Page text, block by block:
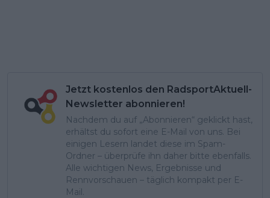
Jetzt kostenlos den RadsportAktuell-
Newsletter abonnieren!
Nachdem du auf „Abonnieren“ geklickt hast,
erhältst du sofort eine E-Mail von uns. Bei
einigen Lesern landet diese im Spam-
Ordner – überprüfe ihn daher bitte ebenfalls.
Alle wichtigen News, Ergebnisse und
Rennvorschauen – täglich kompakt per E-
Mail.